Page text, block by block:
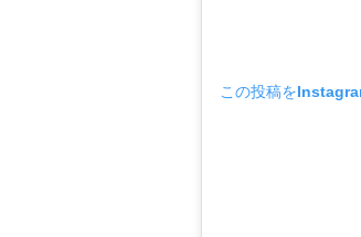
この投稿を